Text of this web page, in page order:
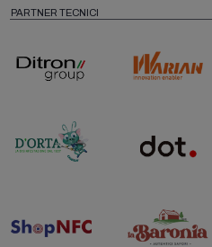
PARTNER TECNICI